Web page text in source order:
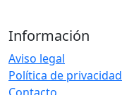
Información
Aviso legal
Política de privacidad